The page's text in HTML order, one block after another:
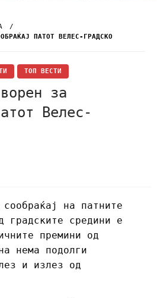
ПАТОТ ВЕЛЕС-ГРАДСКО
ТОП ВЕСТИ
за
Велес-
на патните
градските средини е
премини од
нема подолги
и излез од